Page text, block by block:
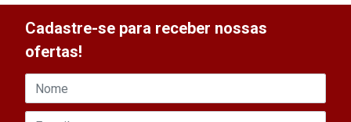
Cadastre-se para receber nossas
ofertas!